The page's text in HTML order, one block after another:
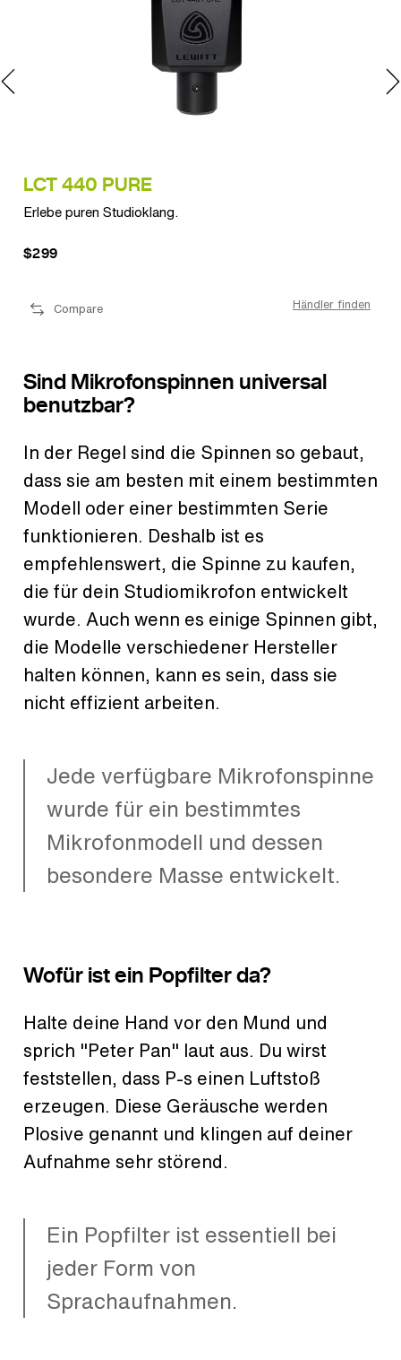
LCT 440 PURE
Erlebe puren Studioklang.
$299
Compare Händler finden
Sind Mikrofonspinnen universal
benutzbar?
In der Regel sind die Spinnen so gebaut,
dass sie am besten mit einem bestimmten
Modell oder einer bestimmten Serie
funktionieren. Deshalb ist es
empfehlenswert, die Spinne zu kaufen,
die für dein Studiomikrofon entwickelt
wurde. Auch wenn es einige Spinnen gibt,
die Modelle verschiedener Hersteller
halten können, kann es sein, dass sie
nicht effizient arbeiten.
Jede verfügbare Mikrofonspinne
wurde für ein bestimmtes
Mikrofonmodell und dessen
besondere Masse entwickelt.
Wofür ist ein Popfilter da?
Halte deine Hand vor den Mund und
sprich "Peter Pan" laut aus. Du wirst
feststellen, dass P-s einen Luftstoß
erzeugen. Diese Geräusche werden
Plosive genannt und klingen auf deiner
Aufnahme sehr störend.
Ein Popfilter ist essentiell bei
jeder Form von
Sprachaufnahmen.